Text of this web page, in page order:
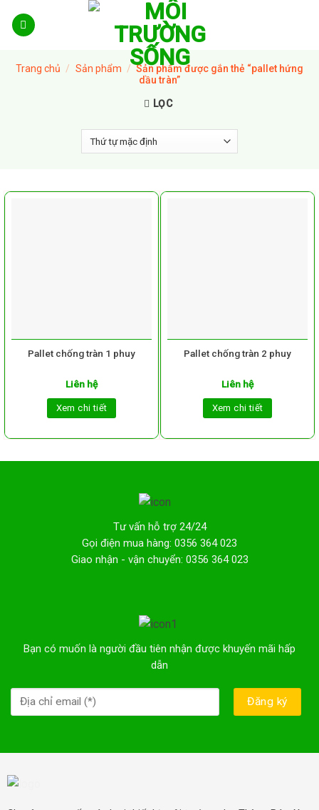
Trang chủ / Sản phẩm / Sản phẩm được gắn thẻ “pallet hứng
dầu tràn”
LỌC
Pallet chống tràn 1 phuy
Liên hệ
Xem chi tiết
Pallet chống tràn 2 phuy
Liên hệ
Xem chi tiết
Tư vấn hỗ trợ 24/24
Gọi điện mua hàng: 0356 364 023
Giao nhận - vận chuyển: 0356 364 023
Bạn có muốn là người đầu tiên nhận được khuyến mãi hấp
dẫn